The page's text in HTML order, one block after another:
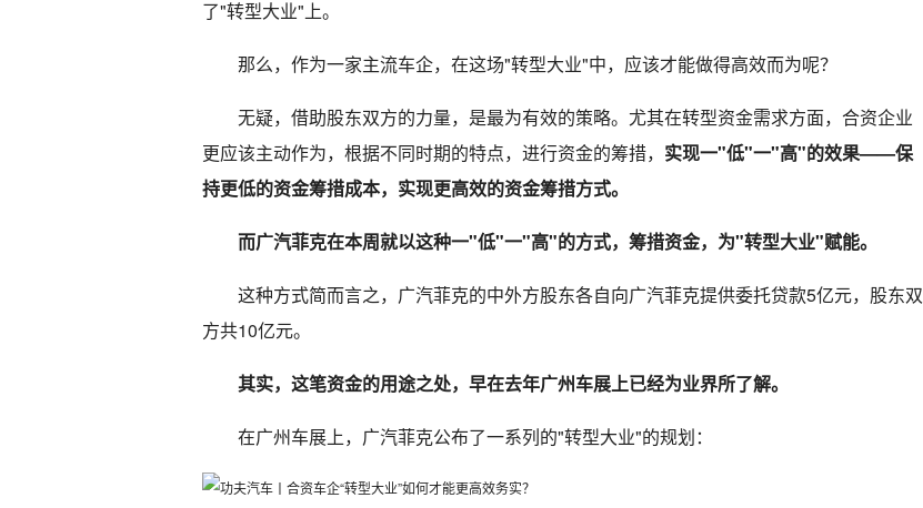
了"转型大业"上。
那么，作为一家主流车企，在这场"转型大业"中，应该才能做得高效而为呢？
无疑，借助股东双方的力量，是最为有效的策略。尤其在转型资金需求方面，合资企业
更应该主动作为，根据不同时期的特点，进行资金的筹措， 实现一"低"一"高"的效果——保
持更低的资金筹措成本，实现更高效的资金筹措方式。
而广汽菲克在本周就以这种一"低"一"高"的方式，筹措资金，为"转型大业"赋能。
这种方式简而言之，广汽菲克的中外方股东各自向广汽菲克提供委托贷款5亿元，股东双
方共10亿元。
其实，这笔资金的用途之处，早在去年广州车展上已经为业界所了解。
在广州车展上，广汽菲克公布了一系列的"转型大业"的规划：